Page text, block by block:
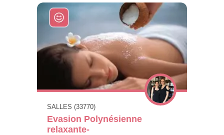
SALLES (33770)
Evasion Polynésienne
relaxante-